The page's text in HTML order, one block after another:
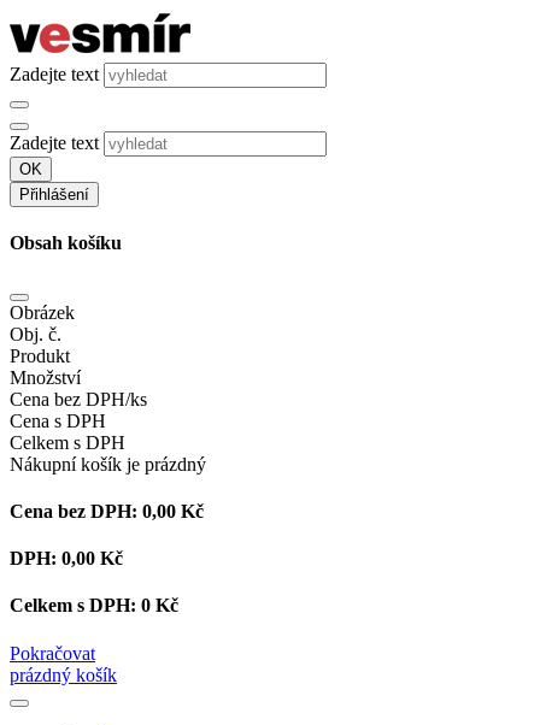
Zadejte text
Zadejte text
OK
Přihlášení
Obsah košíku
Obrázek
Obj. č.
Produkt
Množství
Cena bez DPH/ks
Cena s DPH
Celkem s DPH
Nákupní košík je prázdný
Cena bez DPH: 0,00 Kč
DPH: 0,00 Kč
Celkem s DPH: 0 Kč
Pokračovat
prázdný košík